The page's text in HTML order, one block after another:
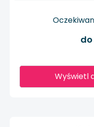
Wyświetl